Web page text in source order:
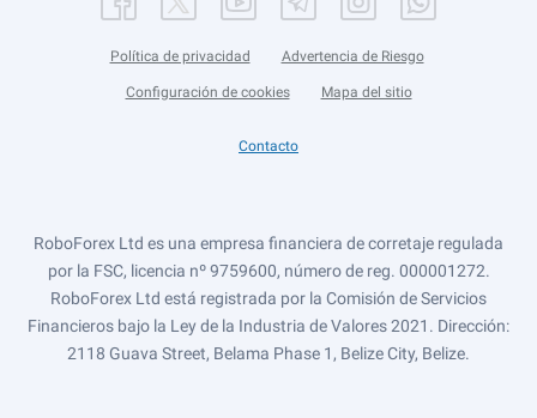
Política de privacidad Advertencia de Riesgo
Configuración de cookies Mapa del sitio
Contacto
RoboForex Ltd es una empresa financiera de corretaje regulada
por la FSC, licencia nº 9759600, número de reg. 000001272.
RoboForex Ltd está registrada por la Comisión de Servicios
Financieros bajo la Ley de la Industria de Valores 2021. Dirección:
2118 Guava Street, Belama Phase 1, Belize City, Belize.